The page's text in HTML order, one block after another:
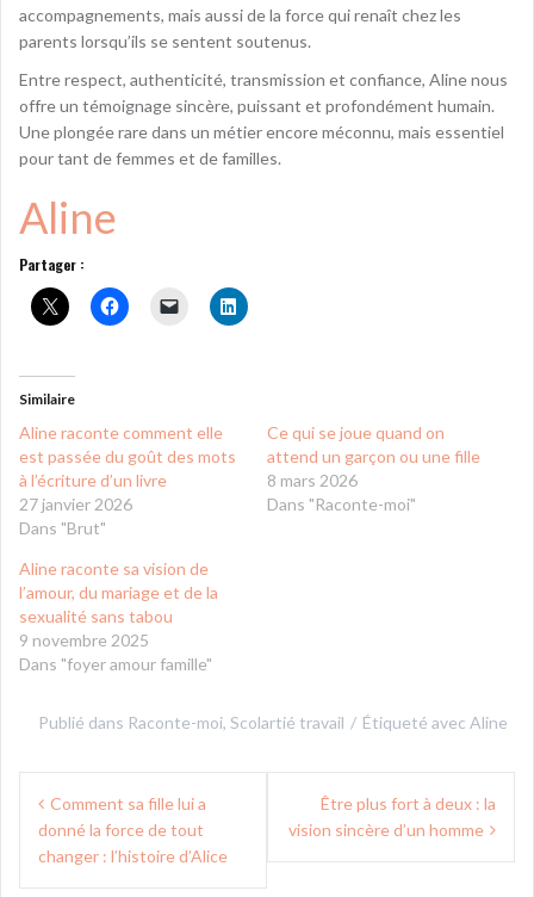
accompagnements, mais aussi de la force qui renaît chez les
parents lorsqu’ils se sentent soutenus.
Entre respect, authenticité, transmission et confiance, Aline nous
offre un témoignage sincère, puissant et profondément humain.
Une plongée rare dans un métier encore méconnu, mais essentiel
pour tant de femmes et de familles.
Aline
Partager :
Similaire
Aline raconte comment elle
est passée du goût des mots
à l’écriture d’un livre
27 janvier 2026
Dans "Brut"
Ce qui se joue quand on
attend un garçon ou une fille
8 mars 2026
Dans "Raconte-moi"
Aline raconte sa vision de
l’amour, du mariage et de la
sexualité sans tabou
9 novembre 2025
Dans "foyer amour famille"
Publié dans Raconte-moi, Scolartié travail Étiqueté avec Aline
Navigation
de
l’article
Comment sa fille lui a
donné la force de tout
changer : l’histoire d’Alice
Être plus fort à deux : la
vision sincère d’un homme